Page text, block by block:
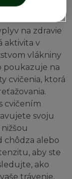
traktu:
na zdravie
aktivita v
vlákniny
poukazuje na
cvičenia, ktorá
cvičením
svoju
chôdza alebo
aby ste
ako
trávenie.